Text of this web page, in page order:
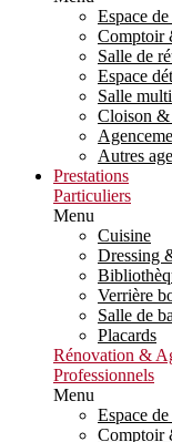
Espace
Comptoir
Salle de
Espace
Salle
Cloison &
Autres
Prestations
Particuliers
Menu
Cuisine
Dressing
Verrière
Salle de
Placards
Rénovation &
Professionnels
Menu
Espace
Comptoir